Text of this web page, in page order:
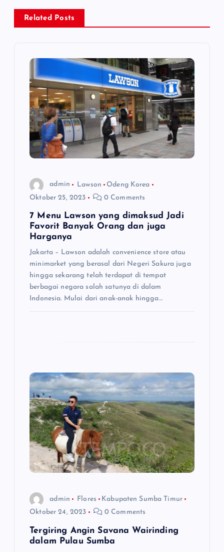
g
Related Posts
admin Lawson
Odeng Korea
Oktober 25, 2023
0 Comments
7 Menu Lawson yang dimaksud Jadi
Favorit Banyak Orang dan juga
Harganya
Jakarta – Lawson adalah convenience store atau
minimarket yang berasal dari Negeri Sakura juga
hingga sekarang telah terdapat di tempat
berbagai negara salah satunya di dalam
Indonesia. Mulai dari anak-anak hingga…
admin Flores
Kabupaten Sumba Timur
Oktober 24, 2023
0 Comments
Tergiring Angin Savana Wairinding
dalam Pulau Sumba